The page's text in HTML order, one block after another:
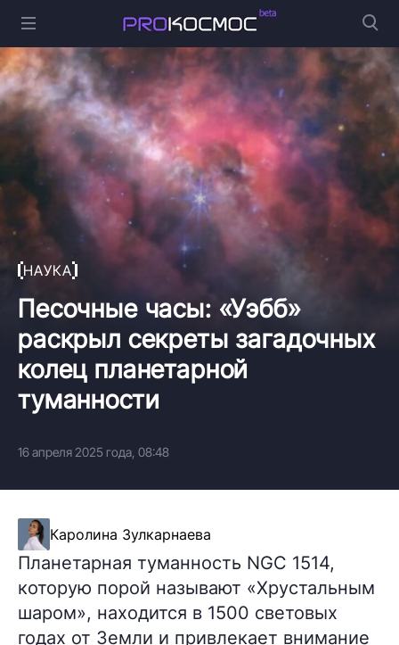
НАУКА
Песочные часы: «Уэбб»
раскрыл секреты загадочных
колец планетарной
туманности
16 апреля 2025 года, 08:48
Каролина Зулкарнаева
Планетарная туманность NGC 1514,
которую порой называют «Хрустальным
шаром», находится в 1500 световых
годах от Земли и привлекает внимание